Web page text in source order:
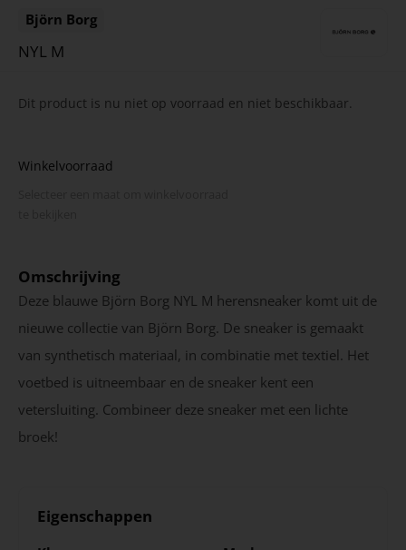
Björn Borg
NYL M
Dit product is nu niet op voorraad en niet beschikbaar.
Winkelvoorraad
Omschrijving
Deze blauwe Björn Borg NYL M herensneaker komt uit de
nieuwe collectie van Björn Borg. De sneaker is gemaakt
van synthetisch materiaal, in combinatie met textiel. Het
voetbed is uitneembaar en de sneaker kent een
vetersluiting. Combineer deze sneaker met een lichte
broek!
Eigenschappen